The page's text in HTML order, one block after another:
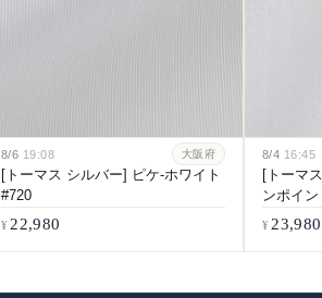
8/6 19:08 大阪府
[トーマス シルバー] ピケ-ホワイト
#720
22,980
8/4 16:45
[トーマ
ンポイン
#5547
23,980